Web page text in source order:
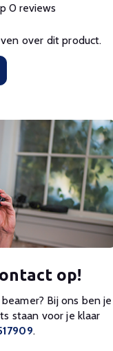
0 reviews
over dit product.
op!
Bij ons ben je
staan voor je klaar
.